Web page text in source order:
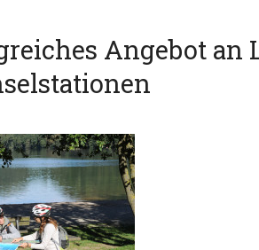
Angebot an